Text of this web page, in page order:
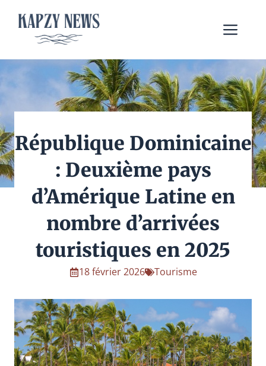
contenu
République Dominicaine
: Deuxième pays
d’Amérique Latine en
nombre d’arrivées
touristiques en 2025
18 février 2026 Tourisme